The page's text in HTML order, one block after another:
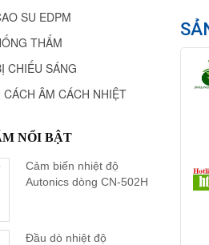
SU EDPM
THẤM
CHIẾU SÁNG
CÁCH ÂM CÁCH NHIỆT
NỔI BẬT
Cảm biến nhiệt độ
Autonics dòng CN-502H
Đầu dò nhiệt độ